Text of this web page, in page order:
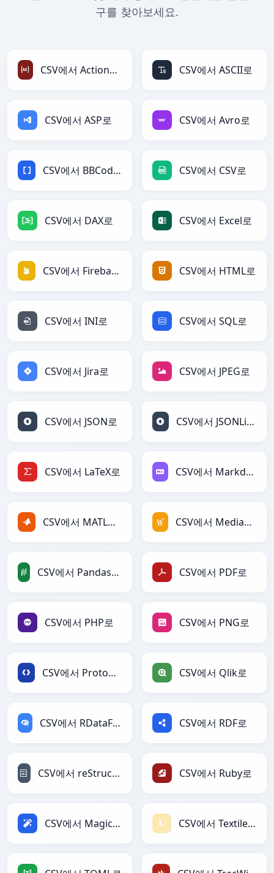
구를 찾아보세요.
CSV에서 ActionScript로 CSV에서 ASCII로
CSV에서 ASP로 CSV에서 Avro로
CSV에서 BBCode로 CSV에서 CSV로
CSV에서 DAX로 CSV에서 Excel로
CSV에서 Firebase로 CSV에서 HTML로
CSV에서 INI로 CSV에서 SQL로
CSV에서 Jira로 CSV에서 JPEG로
CSV에서 JSON로 CSV에서 JSONLines로
CSV에서 LaTeX로 CSV에서 Markdown로
CSV에서 MATLAB로 CSV에서 MediaWiki로
CSV에서 PandasDataFrame로 CSV에서 PDF로
CSV에서 PHP로 CSV에서 PNG로
CSV에서 Protobuf로 CSV에서 Qlik로
CSV에서 RDataFrame로 CSV에서 RDF로
CSV에서 reStructuredText로 CSV에서 Ruby로
CSV에서 Magic로 CSV에서 Textile로